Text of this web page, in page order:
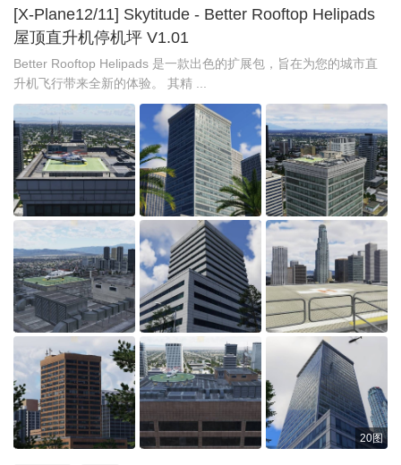
[X-Plane12/11] Skytitude - Better Rooftop Helipads
屋顶直升机停机坪 V1.01
Better Rooftop Helipads 是一款出色的扩展包，旨在为您的城市直
升机飞行带来全新的体验。 其精 ...
20图